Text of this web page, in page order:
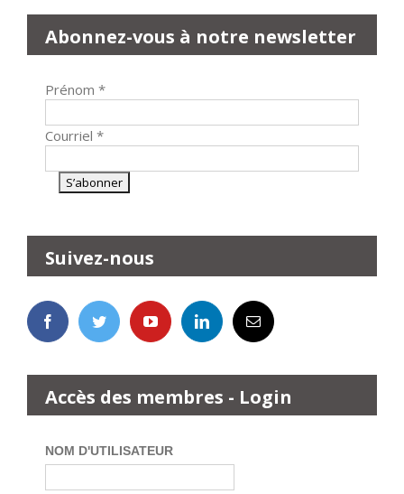
Abonnez-vous à notre newsletter
Prénom *
Courriel *
Suivez-nous
Accès des membres - Login
NOM D'UTILISATEUR